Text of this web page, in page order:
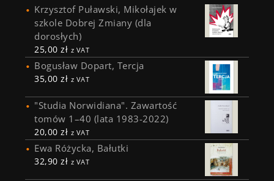
Krzysztof Puławski, Mikołajek w
szkole Dobrej Zmiany (dla
dorosłych)
25,00zł z VAT
Bogusław Dopart, Tercja
35,00zł z VAT
"Studia Norwidiana". Zawartość
tomów 1–40 (lata 1983-2022)
20,00zł z VAT
Ewa Różycka, Bałutki
32,90zł z VAT